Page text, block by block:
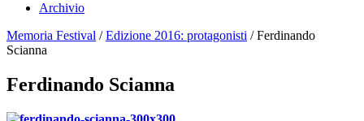
Archivio
Memoria Festival /Edizione 2016: protagonisti /Ferdinando
Scianna
Ferdinando Scianna